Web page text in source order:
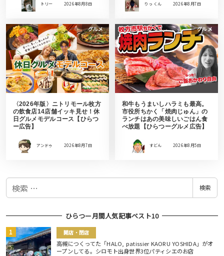
トリー 2026年8月8日 りっ くん 2026年8月7日
グルメ
〈2026年版〉ニトリモール枚方
の飲食店14店舗イッキ見せ！休
日グルメモデルコース【ひらつ
ー広告】
アンドゥ 2026年8月7日
グルメ
和牛もうまいしハラミも最高。
市役所ちかく「焼肉じゅん」の
ランチはあの美味しいごはん食
べ放題【ひらつーグルメ広告】
すどん 2026年8月5日
検
検索
ひらつー月間人気記事ベスト10
開店・閉店
高槻につくってた「HALO, patissier KAORU YOSHIDA」がオ
ープンしてる。シロモト出身世界3位パティシエのお店